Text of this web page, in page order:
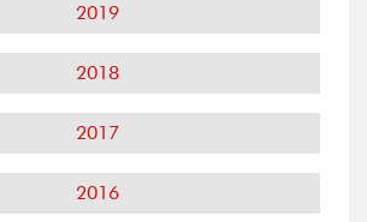
2019
2018
2017
2016